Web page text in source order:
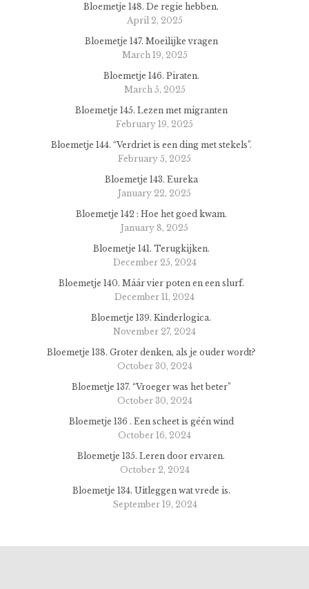
Bloemetje 148. De regie hebben.
April 2, 2025
Bloemetje 147. Moeilijke vragen
March 19, 2025
Bloemetje 146. Piraten.
March 5, 2025
Bloemetje 145. Lezen met migranten
February 19, 2025
Bloemetje 144. “Verdriet is een ding met stekels”.
February 5, 2025
Bloemetje 143. Eureka
January 22, 2025
Bloemetje 142 : Hoe het goed kwam.
January 8, 2025
Bloemetje 141. Terugkijken.
December 25, 2024
Bloemetje 140. Máár vier poten en een slurf.
December 11, 2024
Bloemetje 139. Kinderlogica.
November 27, 2024
Bloemetje 138. Groter denken, als je ouder wordt?
October 30, 2024
Bloemetje 137. “Vroeger was het beter”
October 30, 2024
Bloemetje 136 . Een scheet is géén wind
October 16, 2024
Bloemetje 135. Leren door ervaren.
October 2, 2024
Bloemetje 134. Uitleggen wat vrede is.
September 19, 2024